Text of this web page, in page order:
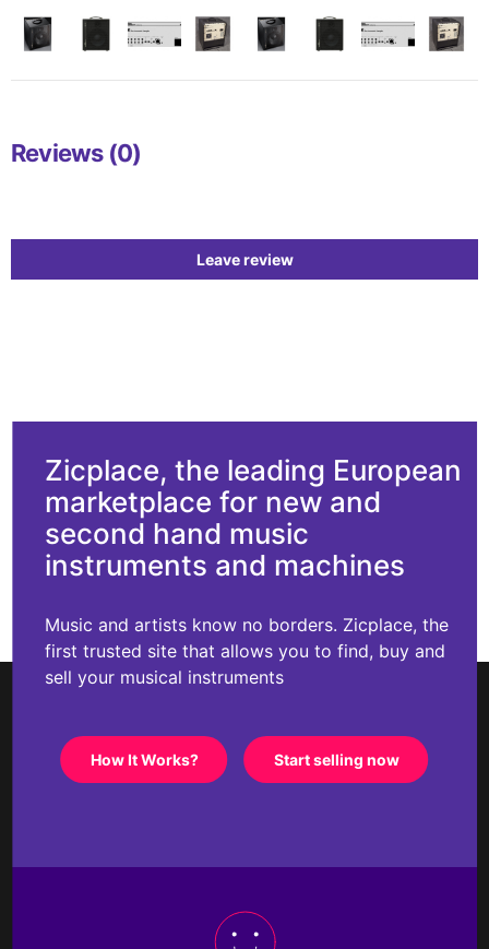
Reviews (0)
Leave review
Zicplace, the leading European
marketplace for new and
second hand music
instruments and machines
Music and artists know no borders. Zicplace, the
first trusted site that allows you to find, buy and
sell your musical instruments
How It Works? Start selling now